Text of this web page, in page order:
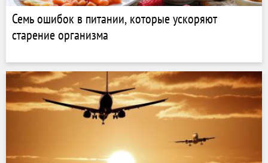
Семь ошибок в питании, которые ускоряют
старение организма